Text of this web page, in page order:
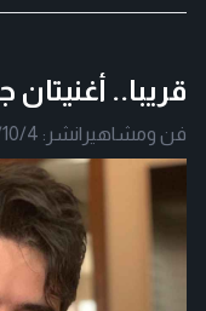
قريبا..
فن ومشاهير |نشر: 4